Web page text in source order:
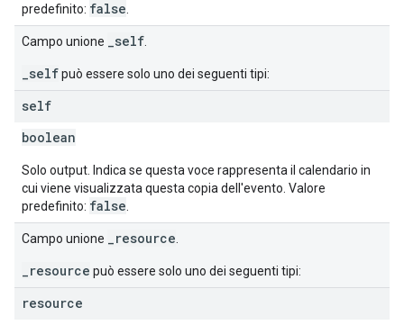
predefinito: false
Campo unione _self
_selfpuò essere solo uno dei seguenti tipi:
self
boolean
Solo output. Indica se questa voce rappresenta il calendario in
cui viene visualizzata questa copia dell'evento. Valore
predefinito: false
Campo unione _resource
_resource può essere solo uno dei seguenti tipi:
resource